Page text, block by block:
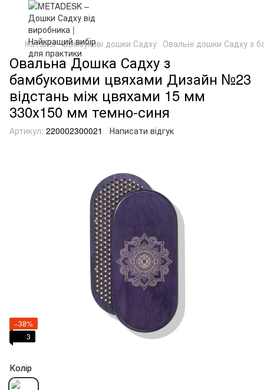
Каталог Бамбукові дошки Садху Овальні дошки Садху з
Овальна Дошка Садху з
бамбуковими цвяхами Дизайн №23
відстань між цвяхами 15 мм
330х150 мм темно-синя
Артикул: 220002300021 Написати відгук
−38%
3
Колір